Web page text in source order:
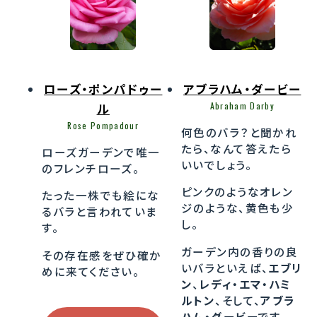
ローズ・ポンパドゥー
ル
Rose Pompadour
ローズガーデンで唯一
のフレンチローズ。
たった一株でも絵にな
るバラと言われていま
す。
その存在感をぜひ確か
めに来てください。
アブラハム・ダービー
Abraham Darby
何色のバラ？と聞かれ
たら、なんて答えたら
いいでしょう。
ピンクのようなオレン
ジのような、黄色も少
し。
ガーデン内の香りの良
いバラといえば、 エブリ
ン、 レディ・エマ・ハミ
ルトン、そして、アブラ